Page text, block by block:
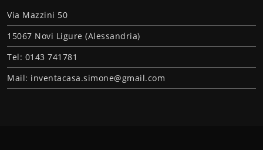
Via Mazzini 50
15067 Novi Ligure (Alessandria)
Tel: 0143 741781
Mail: inventacasa.simone@gmail.com